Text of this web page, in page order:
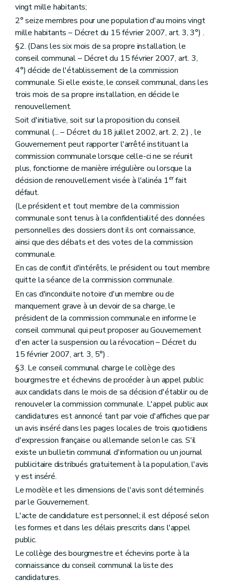
Sous-section première
Art. 217
Sous-section 2 Objet et missions
Art. 219
Art. 220
Art. 220bis
Art.
220ter
Art. 221
Art. 221bis
Art. 221
Art. 221quater
Art. 222
Sous-section 3 Ressources
Art. 223
Art. 224
Sous-section 4
Gestion de l'Institut
Art. 225
Sous-section 5 Commission consultative
Art. 227
Sous-section 6 Personnel
Art. 228
Art. 229
Chapitre III Des indemnités
Titre III
Art. 231
Titre IV De l'archéologie
Art. 232
Chapitre II Des mesures de protection
Art. 233
Art. 234
Art. 235
Art. 236
Chapitre III Des sondages archéologiques et des fouilles
Art. 237
Art. 238
Art. 239
Art. 240
Art. 241
Art. 242
Art. 243
Art. 244
Chapitre IV Des sondages archéologiques et des fouilles d'utilité publique
Art. 245
Art. 246
Art. 247
Art. 248
Chapitre V Des découvertes fortuites
Art. 249
Chapitre VI
Art. 250
Art. 251
Titre (V – Décret du 1erjuillet 1993, art. 3) . - Dispositions transitoires
Art. 236
Art. 237
vingt mille habitants;
2° seize membres pour une population d'au moins vingt
mille habitants – Décret du 15 février 2007, art. 3, 3°) .
§2. (Dans les six mois de sa propre installation, le
conseil communal – Décret du 15 février 2007, art. 3,
4°) décide de l'établissement de la commission
communale. Si elle existe, le conseil communal, dans les
trois mois de sa propre installation, en décide le
renouvellement.
Soit d'initiative, soit sur la proposition du conseil
communal (... – Décret du 18 juillet 2002, art. 2, 2.) , le
Gouvernement peut rapporter l'arrêté instituant la
commission communale lorsque celle-ci ne se réunit
plus, fonctionne de manière irrégulière ou lorsque la
décision de renouvellement visée à l'alinéa 1erfait
défaut.
(Le président et tout membre de la commission
communale sont tenus à la confidentialité des données
personnelles des dossiers dont ils ont connaissance,
ainsi que des débats et des votes de la commission
communale.
En cas de conflit d'intérêts, le président ou tout membre
quitte la séance de la commission communale.
En cas d'inconduite notoire d'un membre ou de
manquement grave à un devoir de sa charge, le
président de la commission communale en informe le
conseil communal qui peut proposer au Gouvernement
d'en acter la suspension ou la révocation – Décret du
15 février 2007, art. 3, 5°) .
§3. Le conseil communal charge le collège des
bourgmestre et échevins de procéder à un appel public
aux candidats dans le mois de sa décision d'établir ou de
renouveler la commission communale. L'appel public aux
candidatures est annoncé tant par voie d'affiches que par
un avis inséré dans les pages locales de trois quotidiens
d'expression française ou allemande selon le cas. S'il
existe un bulletin communal d'information ou un journal
publicitaire distribués gratuitement à la population, l'avis
y est inséré.
Le modèle et les dimensions de l'avis sont déterminés
par le Gouvernement.
L'acte de candidature est personnel; il est déposé selon
les formes et dans les délais prescrits dans l'appel
public.
Le collège des bourgmestre et échevins porte à la
connaissance du conseil communal la liste des
candidatures.